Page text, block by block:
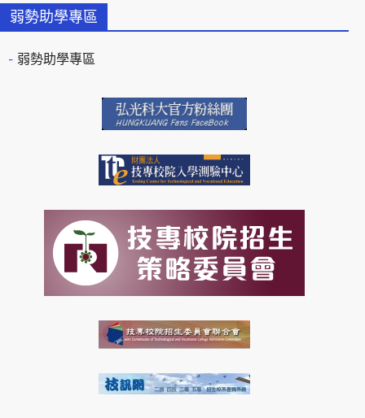
弱勢助學專區
弱勢助學專區